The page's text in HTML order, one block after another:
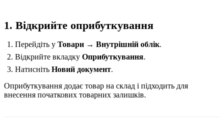
1. Відкрийте оприбуткування
Перейдіть у Товари → Внутрішній облік.
Відкрийте вкладку Оприбуткування.
Натисніть Новий документ.
Оприбуткування додає товар на склад і підходить для
внесення початкових товарних залишків.